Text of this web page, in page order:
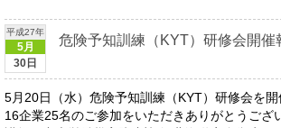
平成27年
5月
30日
危険予知訓練（KYT）研修会開催
5月20日（水）危険予知訓練（KYT）研修会を開
16企業25名のご参加をいただきありがとうござ